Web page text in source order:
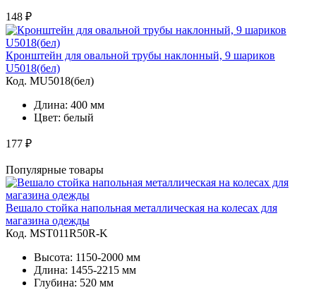
148 ₽
Кронштейн для овальной трубы наклонный, 9 шариков
U5018(бел)
Код. MU5018(бел)
Длина: 400 мм
Цвет: белый
177 ₽
Популярные товары
Вешало стойка напольная металлическая на колесах для
магазина одежды
Код. MST011R50R-K
Высота: 1150-2000 мм
Длина: 1455-2215 мм
Глубина: 520 мм